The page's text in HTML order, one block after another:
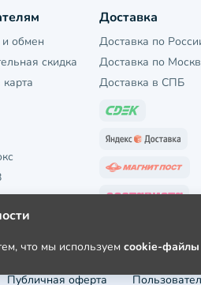
и обмен
скидка
Доставка
Доставка по
Доставка по
Доставка в СПБ
Публичная оферта
что мы используем cookie-файлы